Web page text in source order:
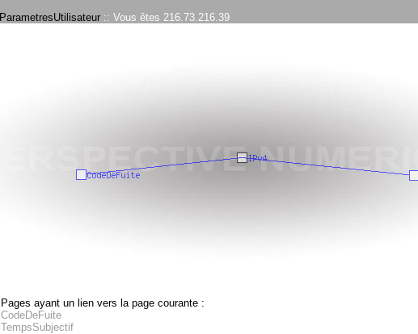
ParametresUtilisateur :: Vous êtes 216.73.216.39
Pages ayant un lien vers la page courante :
CodeDeFuite
TempsSubjectif